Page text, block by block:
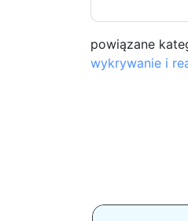
powiązane
wykrywanie i